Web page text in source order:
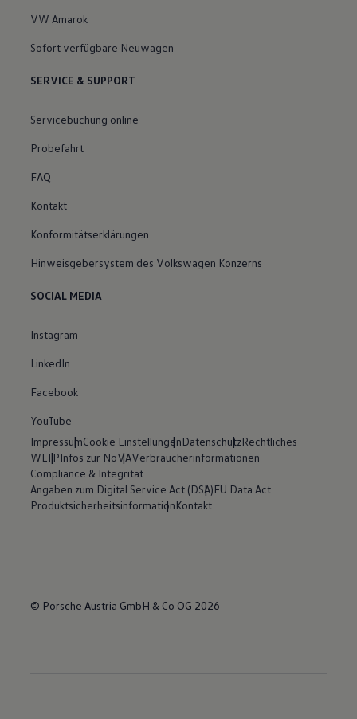
VW Amarok
Sofort verfügbare Neuwagen
SERVICE & SUPPORT
Servicebuchung online
Probefahrt
FAQ
Kontakt
Konformitätserklärungen
Hinweisgebersystem des Volkswagen Konzerns
SOCIAL MEDIA
Instagram
LinkedIn
Facebook
YouTube
ImpressumCookie EinstellungenDatenschutzRechtliches
WLTPInfos zur NoVAVerbraucherinformationen
Compliance & Integrität
Angaben zum Digital Service Act (DSA)EU Data Act
ProduktsicherheitsinformationKontakt
© Porsche Austria GmbH & Co OG 2026